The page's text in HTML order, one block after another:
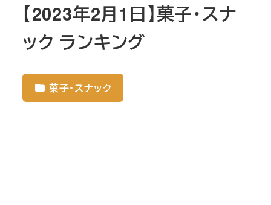
【2023年2月1日】菓子・スナ
ック ランキング
菓子・スナック